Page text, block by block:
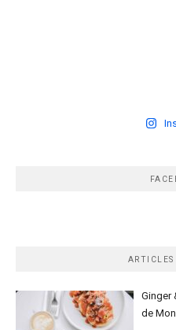
Ginger
de